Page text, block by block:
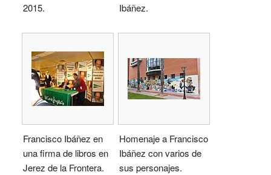
2015.
Ibáñez.
Francisco Ibáñez en
una firma de libros en
Jerez de la Frontera.
Homenaje a Francisco
Ibáñez con varios de
sus personajes.